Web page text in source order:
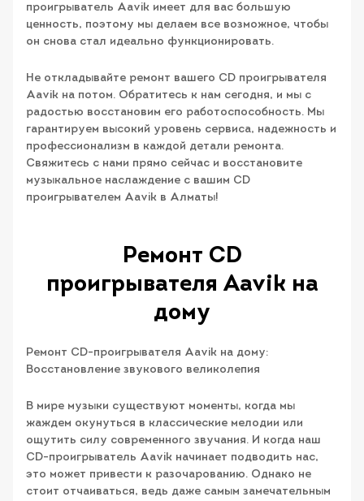
проигрыватель Aavik имеет для вас большую
ценность, поэтому мы делаем все возможное, чтобы
он снова стал идеально функционировать.
Не откладывайте ремонт вашего CD проигрывателя
Aavik на потом. Обратитесь к нам сегодня, и мы с
радостью восстановим его работоспособность. Мы
гарантируем высокий уровень сервиса, надежность и
профессионализм в каждой детали ремонта.
Свяжитесь с нами прямо сейчас и восстановите
музыкальное наслаждение с вашим CD
проигрывателем Aavik в Алматы!
Ремонт CD
проигрывателя Aavik на
дому
Ремонт CD-проигрывателя Aavik на дому:
Восстановление звукового великолепия
В мире музыки существуют моменты, когда мы
жаждем окунуться в классические мелодии или
ощутить силу современного звучания. И когда наш
CD-проигрыватель Aavik начинает подводить нас,
это может привести к разочарованию. Однако не
стоит отчаиваться, ведь даже самым замечательным